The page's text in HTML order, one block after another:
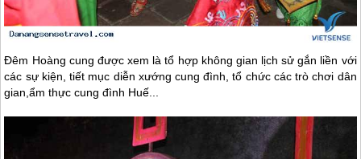
Đêm Hoàng cung được xem là tổ hợp không gian lịch sử gắn liền với
các sự kiện, tiết mục diễn xướng cung đình, tổ chức các trò chơi dân
gian,ẩm thực cung đình Huế